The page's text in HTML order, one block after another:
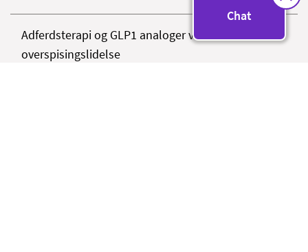
Adferdsterapi og GLP1 analoger ved
overspisingslidelse
Chat